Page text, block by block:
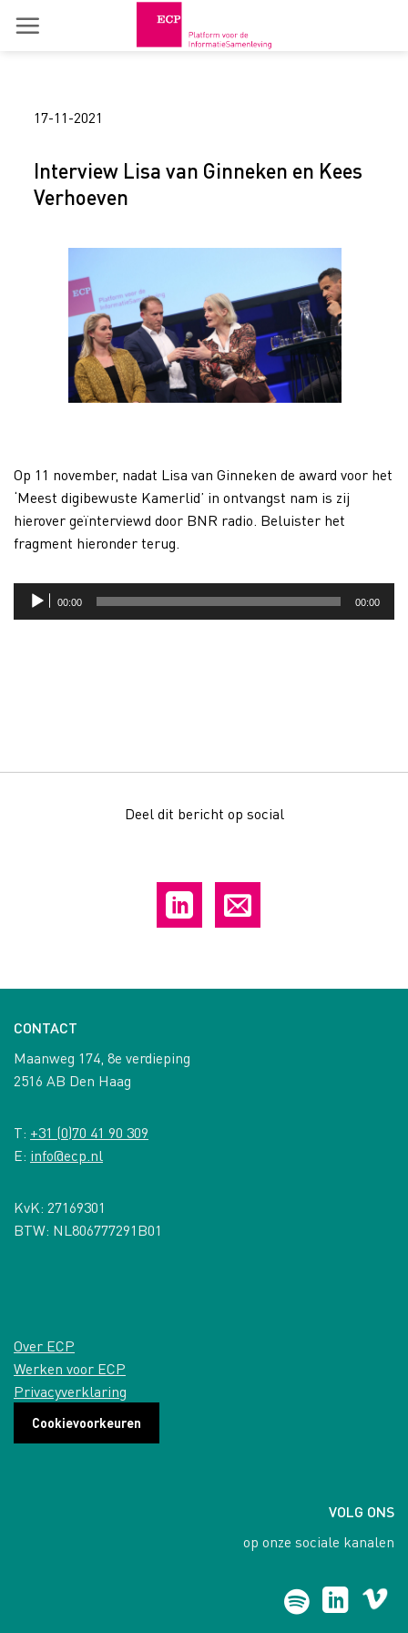
17-11-2021
Interview Lisa van Ginneken en Kees
Verhoeven
Op 11 november, nadat Lisa van Ginneken de award voor het
‘Meest digibewuste Kamerlid’ in ontvangst nam is zij
hierover geïnterviewd door BNR radio. Beluister het
fragment hieronder terug.
Audiospeler
00:00 00:00
Deel dit bericht op social
CONTACT
Maanweg 174, 8e verdieping
2516 AB Den Haag
T: +31 (0)70 41 90 309
E: info@ecp.nl
KvK: 27169301
BTW: NL806777291B01
Over ECP
Werken voor ECP
Privacyverklaring
Cookievoorkeuren
VOLG ONS
op onze sociale kanalen